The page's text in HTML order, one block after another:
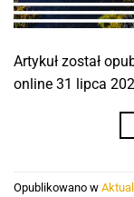
Artykuł został
online 31 lipca
Opublikowano w